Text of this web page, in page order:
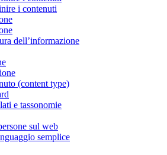
i contenuti
dell’informazione
(content type)
e tassonomie
sul web
semplice